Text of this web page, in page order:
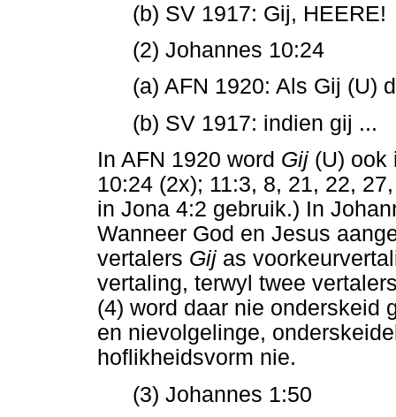
(b) SV 1917: Gij, HEERE!
(2) Johannes 10:24
(a) AFN 1920: Als Gij (U)
(b) SV 1917: indien gij ...
In AFN 1920 word Gij (U) ook
10:24 (2x); 11:3, 8, 21, 22,
in Jona 4:2 gebruik.) In
Wanneer God en Jesus
vertalers Gij as
vertaling, terwyl twee
(4) word daar nie onderskeid
en nievolgelinge,
hoflikheidsvorm nie.
(3) Johannes 1:50